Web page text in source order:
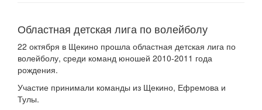
Областная детская лига по волейболу
22 октября в Щекино прошла областная детская лига по
волейболу, среди команд юношей 2010-2011 года
рождения.
Участие принимали команды из Щекино, Ефремова и
Тулы.